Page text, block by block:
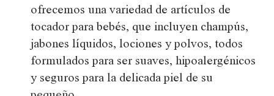
ofrecemos una variedad de artículos de
tocador para bebés, que incluyen champús,
jabones líquidos, lociones y polvos, todos
formulados para ser suaves, hipoalergénicos
y seguros para la delicada piel de su